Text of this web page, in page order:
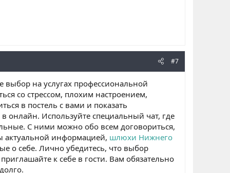
#7
выбор на услугах профессиональной
со стрессом, плохим настроением,
в постель с вами и показать
онлайн. Используйте специальный чат, где
С ними можно обо всем договориться,
актуальной информацией, шлюхи Нижнего
о себе. Лично убедитесь, что выбор
к себе в гости. Вам обязательно